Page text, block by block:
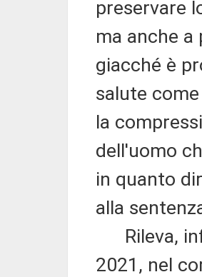
preservare
ma anche
giacché è
salute
la
dell'uomo
in quanto
alla
Rileva,
2021, nel